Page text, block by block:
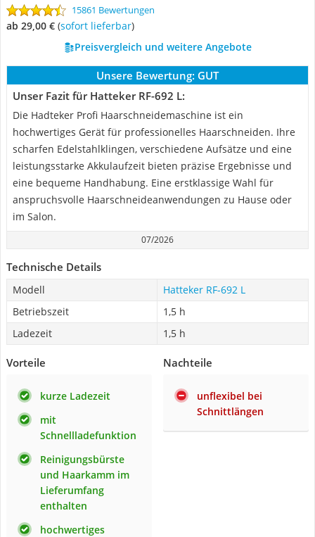
15861 Bewertungen
ab 29,00 € ( Sofort lieferbar)
Preisvergleich und weitere Angebote
Unsere Bewertung: GUT
Unser Fazit für Hatteker RF-692 L:
Die Hadteker Profi Haarschneidemaschine ist ein
hochwertiges Gerät für professionelles Haarschneiden. Ihre
scharfen Edelstahlklingen, verschiedene Aufsätze und eine
leistungsstarke Akkulaufzeit bieten präzise Ergebnisse und
eine bequeme Handhabung. Eine erstklassige Wahl für
anspruchsvolle Haarschneideanwendungen zu Hause oder
im Salon.
07/2026
Technische Details
Modell
Hatteker RF-692 L
Betriebszeit
1,5 h
Ladezeit
1,5 h
Vorteile
kurze Ladezeit
mit
Schnellladefunktion
Reinigungsbürste
und Haarkamm im
Lieferumfang
enthalten
hochwertiges
Nachteile
unflexibel bei
Schnittlängen